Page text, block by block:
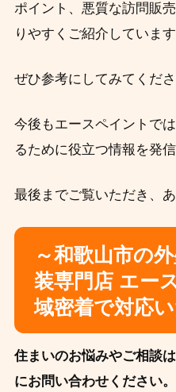
ポイント、悪質な訪問販
りやすくご紹介しています
ぜひ参考にしてみてくださ
今後もエースペイントで
るために役立つ情報を発
最後までご覧いただき、
～和歌山市の
装専門店 エー
域密着で対応
住まいのお悩みやご相談
にお問い合わせください。